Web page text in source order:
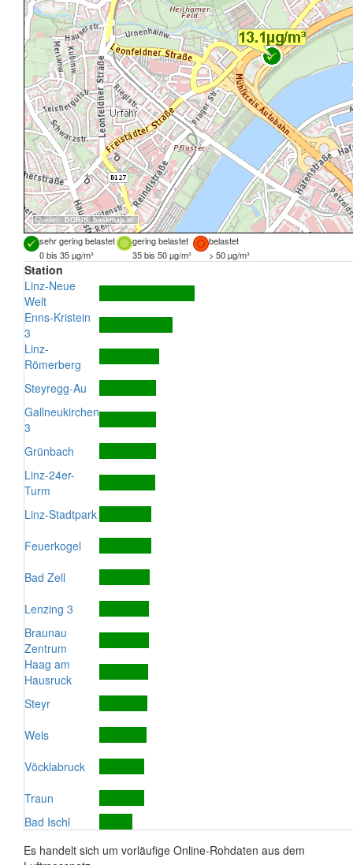
Quellen: DORIS,basemap.at
sehr gering belastet gering belastet
belastet
0 bis 35 µg/m³
35 bis 50 µg/m³ > 50 µg/m³
Station
Linz-Neue
Welt
Enns-Kristein
3
Linz-
Römerberg
Steyregg-Au
Gallneukirchen
3
Grünbach
Linz-24er-
Turm
Linz-Stadtpark
Feuerkogel
Bad Zell
Lenzing 3
Braunau
Zentrum
Haag am
Hausruck
Steyr
Wels
Vöcklabruck
Traun
Bad Ischl
Es handelt sich um vorläufige Online-Rohdaten aus dem